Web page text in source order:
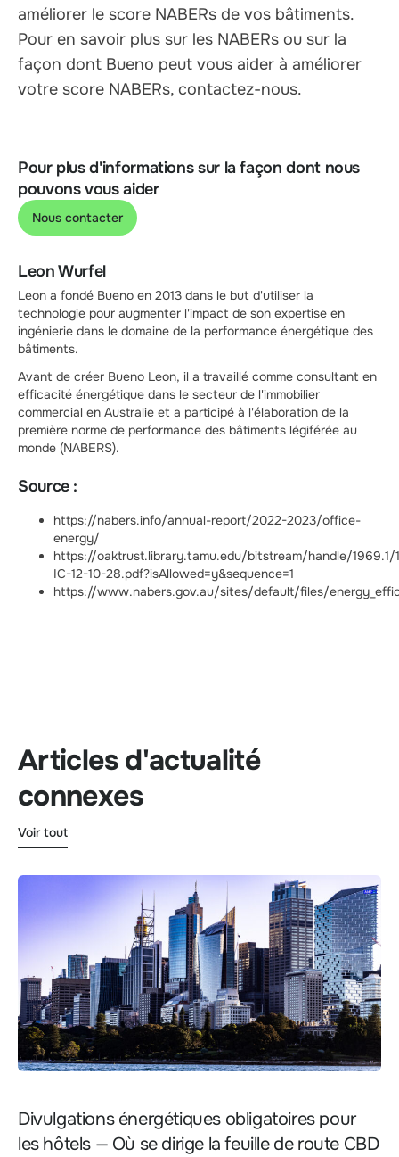
améliorer le score NABERs de vos bâtiments.
Pour en savoir plus sur les NABERs ou sur la
façon dont Bueno peut vous aider à améliorer
votre score NABERs, contactez-nous.
Pour plus d'informations sur la façon dont nous
pouvons vous aider
Nous contacter
Leon Wurfel
Leon a fondé Bueno en 2013 dans le but d'utiliser la
technologie pour augmenter l'impact de son expertise en
ingénierie dans le domaine de la performance énergétique des
bâtiments.
Avant de créer Bueno Leon, il a travaillé comme consultant en
efficacité énergétique dans le secteur de l'immobilier
commercial en Australie et a participé à l'élaboration de la
première norme de performance des bâtiments légiférée au
monde (NABERS).
Source :
https://nabers.info/annual-report/2022-2023/office-
energy/
https://oaktrust.library.tamu.edu/bitstream/handle/
IC-12-10-28.pdf?isAllowed=y&sequence=1
https://www.nabers.gov.au/sites/default/files/
Articles d'actualité
connexes
Voir tout
Divulgations énergétiques obligatoires pour
les hôtels — Où se dirige la feuille de route CBD